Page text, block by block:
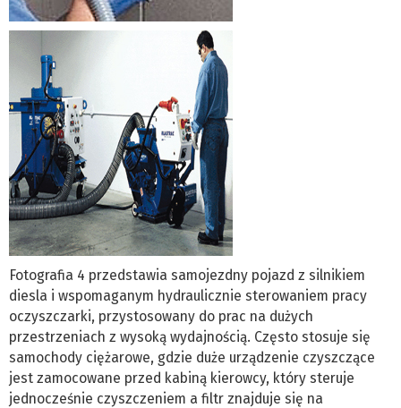
Fotografia 4 przedstawia samojezdny pojazd z silnikiem
diesla i wspomaganym hydraulicznie sterowaniem pracy
oczyszczarki, przystosowany do prac na dużych
przestrzeniach z wysoką wydajnością. Często stosuje się
samochody ciężarowe, gdzie duże urządzenie czyszczące
jest zamocowane przed kabiną kierowcy, który steruje
jednocześnie czyszczeniem a filtr znajduje się na